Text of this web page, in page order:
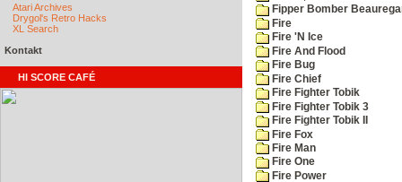
Atari Archives
Drygol's Retro Hacks
XL Search
Kontakt
HI SCORE CAFÉ
Fipper Bomber
Fire
Fire 'N Ice
Fire And Flood
Fire Bug
Fire Chief
Fire Fighter Tobik
Fire Fighter Tobik 3
Fire Fighter Tobik II
Fire Fox
Fire Man
Fire One
Fire Power